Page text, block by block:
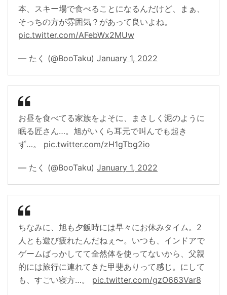
本、スキー場で食べることになるんだけど、まぁ、
そっちの方が雰囲気？があって良いよね。
pic.twitter.com/AFebWx2MUw
— たく (@BooTaku) January 1, 2022
お昼を食べてる家族をよそに、まさしく泥のように
眠る匠さん…。旭がいくら耳元で叫んでも起き
ず…。 pic.twitter.com/zH1gTbg2io
— たく (@BooTaku) January 1, 2022
ちなみに、旭も夕飯時には早々にお休みタイム。2
人とも遊び疲れたんだねぇ〜。いつも、インドアで
ゲームばっかしてて全然体を使ってないから、父親
的には旅行に連れてきた甲斐ありって感じ。にして
も、すごい寝方…。 pic.twitter.com/gzO663Var8